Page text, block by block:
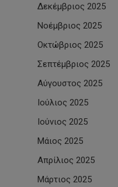
Δεκέμβριος 2025
Νοέμβριος 2025
Οκτώβριος 2025
Σεπτέμβριος 2025
Αύγουστος 2025
Ιούλιος 2025
Ιούνιος 2025
Μάιος 2025
Απρίλιος 2025
Μάρτιος 2025